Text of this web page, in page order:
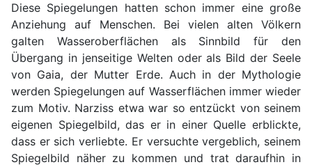
Diese Spiegelungen hatten schon immer eine große
Anziehung auf Menschen. Bei vielen alten Völkern
galten Wasseroberflächen als Sinnbild für den
Übergang in jenseitige Welten oder als Bild der Seele
von Gaia, der Mutter Erde. Auch in der Mythologie
werden Spiegelungen auf Wasserflächen immer wieder
zum Motiv. Narziss etwa war so entzückt von seinem
eigenen Spiegelbild, das er in einer Quelle erblickte,
dass er sich verliebte. Er versuchte vergeblich, seinem
Spiegelbild näher zu kommen und trat daraufhin in